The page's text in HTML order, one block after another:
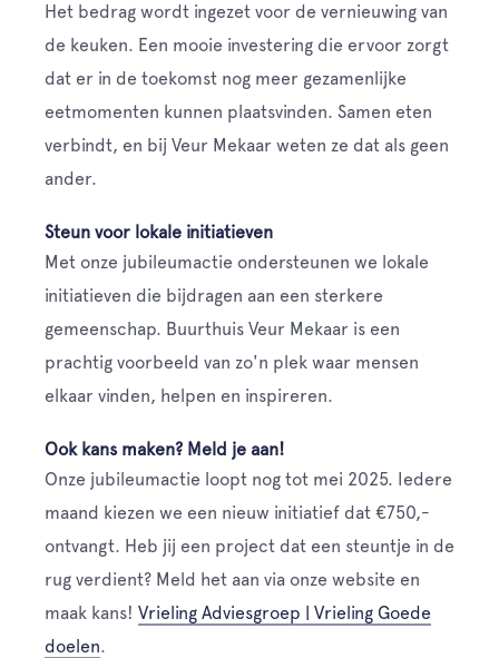
Het bedrag wordt ingezet voor de vernieuwing van
de keuken. Een mooie investering die ervoor zorgt
dat er in de toekomst nog meer gezamenlijke
eetmomenten kunnen plaatsvinden. Samen eten
verbindt, en bij Veur Mekaar weten ze dat als geen
ander.
Steun voor lokale initiatieven
Met onze jubileumactie ondersteunen we lokale
initiatieven die bijdragen aan een sterkere
gemeenschap. Buurthuis Veur Mekaar is een
prachtig voorbeeld van zo'n plek waar mensen
elkaar vinden, helpen en inspireren.
Ook kans maken? Meld je aan!
Onze jubileumactie loopt nog tot mei 2025. Iedere
maand kiezen we een nieuw initiatief dat €750,-
ontvangt. Heb jij een project dat een steuntje in de
rug verdient? Meld het aan via onze website en
maak kans! Vrieling Adviesgroep | Vrieling Goede
doelen.